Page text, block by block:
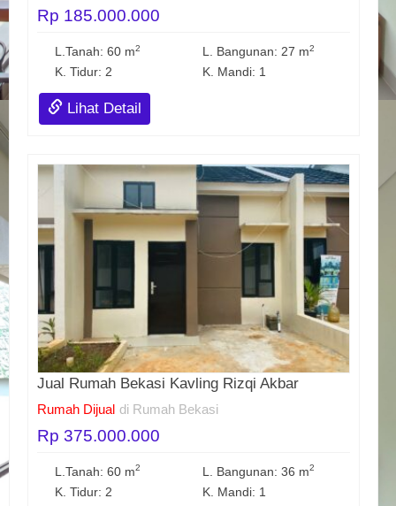
Rp 185.000.000
L.Tanah: 60 m2 L. Bangunan: 27 m2
K. Tidur: 2 K. Mandi: 1
Lihat Detail
Jual Rumah Bekasi Kavling Rizqi Akbar
Rumah Dijual di Rumah Bekasi
Rp 375.000.000
L.Tanah: 60 m2 L. Bangunan: 36 m2
K. Tidur: 2 K. Mandi: 1